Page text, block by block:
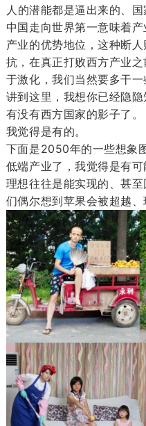
人 的潜能都是逼出来的、国
中国走向世界第一意味着
产业的优势地位，这种断
抗，在真正打败西方产业
于激化，我们当然要多干一
讲到这里，我想你已经隐
有没有西方国家的影子了。
我觉得是有的。
下面是2050年的一些想象
低端产业了，我觉得是有
理想往往是能实现的、甚
们偶尔想到苹果会被超越、